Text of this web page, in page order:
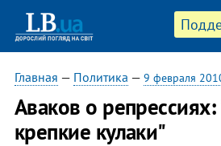
Главная — Политика — 9 февраля
Аваков о
крепкие кулаки"